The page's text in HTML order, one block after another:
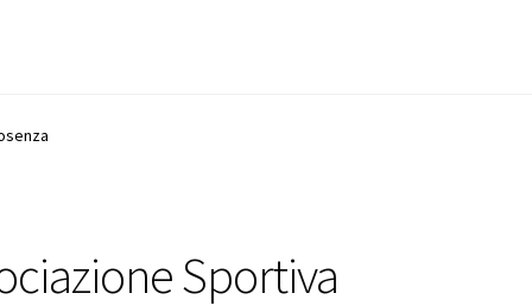
Sportiva